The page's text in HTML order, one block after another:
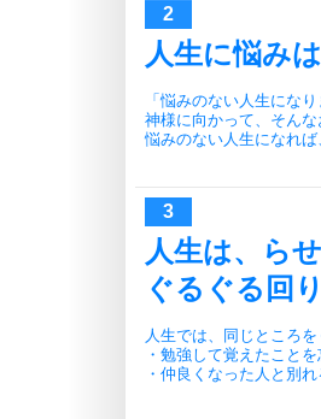
人生に悩み
「悩みのない人生になり
神様に向かって、そんな
悩みのない人生になれば
人生は、ら
ぐるぐる回
人生では、同じところ
・勉強して覚えたこと
・仲良くなった人と別